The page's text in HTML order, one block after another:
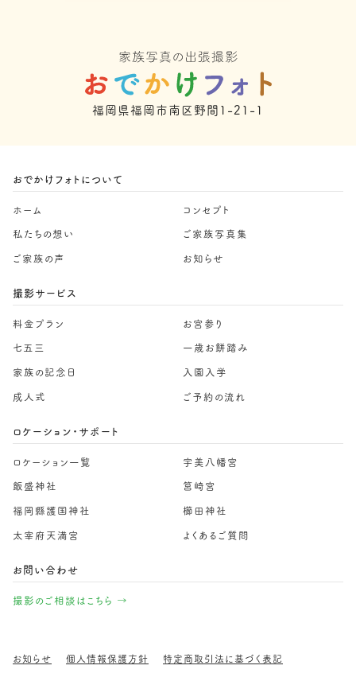
福岡県福岡市南区野間1-21-1
おでかけフォトについて
ホーム コンセプト
私たちの想い ご家族写真集
ご家族の声 お知らせ
撮影サービス
料金プラン お宮参り
七五三 一歳お餅踏み
家族の記念日 入園入学
成人式 ご予約の流れ
ロケーション・サポート
ロケーション一覧 宇美八幡宮
飯盛神社 筥崎宮
福岡縣護国神社 櫛田神社
太宰府天満宮 よくあるご質問
お問い合わせ
撮影のご相談はこちら →
お知らせ 個人情報保護方針 特定商取引法に基づく表記